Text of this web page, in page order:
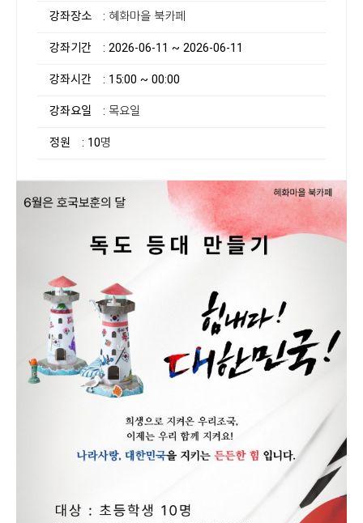
강좌장소 : 혜화마을 북카페
강좌기간 : 2026-06-11 ~ 2026-06-11
강좌시간 : 15:00 ~ 00:00
강좌요일 : 목요일
정원 : 10명